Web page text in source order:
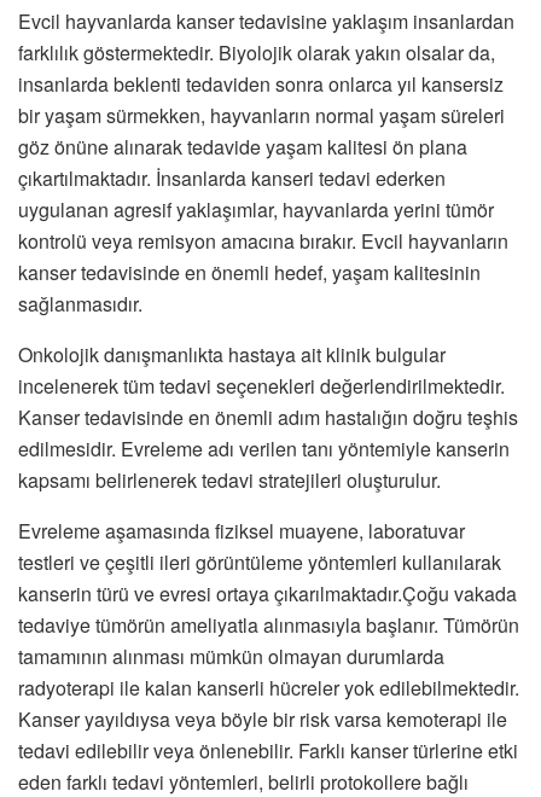
Evcil hayvanlarda kanser tedavisine yaklaşım insanlardan
farklılık göstermektedir. Biyolojik olarak yakın olsalar da,
insanlarda beklenti tedaviden sonra onlarca yıl kansersiz
bir yaşam sürmekken, hayvanların normal yaşam süreleri
göz önüne alınarak tedavide yaşam kalitesi ön plana
çıkartılmaktadır. İnsanlarda kanseri tedavi ederken
uygulanan agresif yaklaşımlar, hayvanlarda yerini tümör
kontrolü veya remisyon amacına bırakır. Evcil hayvanların
kanser tedavisinde en önemli hedef, yaşam kalitesinin
sağlanmasıdır.
Onkolojik danışmanlıkta hastaya ait klinik bulgular
incelenerek tüm tedavi seçenekleri değerlendirilmektedir.
Kanser tedavisinde en önemli adım hastalığın doğru teşhis
edilmesidir. Evreleme adı verilen tanı yöntemiyle kanserin
kapsamı belirlenerek tedavi stratejileri oluşturulur.
Evreleme aşamasında fiziksel muayene, laboratuvar
testleri ve çeşitli ileri görüntüleme yöntemleri kullanılarak
kanserin türü ve evresi ortaya çıkarılmaktadır.Çoğu vakada
tedaviye tümörün ameliyatla alınmasıyla başlanır. Tümörün
tamamının alınması mümkün olmayan durumlarda
radyoterapi ile kalan kanserli hücreler yok edilebilmektedir.
Kanser yayıldıysa veya böyle bir risk varsa kemoterapi ile
tedavi edilebilir veya önlenebilir. Farklı kanser türlerine etki
eden farklı tedavi yöntemleri, belirli protokollere bağlı